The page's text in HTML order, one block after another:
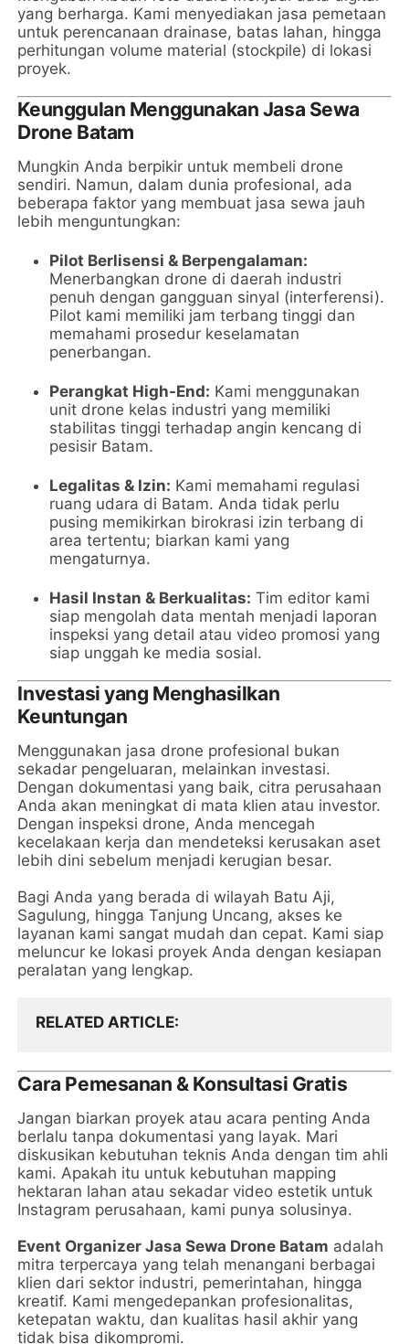
yang berharga. Kami menyediakan jasa pemetaan
untuk perencanaan drainase, batas lahan, hingga
perhitungan volume material (stockpile) di lokasi
proyek.
Keunggulan Menggunakan Jasa Sewa
Drone Batam
Mungkin Anda berpikir untuk membeli drone
sendiri. Namun, dalam dunia profesional, ada
beberapa faktor yang membuat jasa sewa jauh
lebih menguntungkan:
Pilot Berlisensi & Berpengalaman:
Menerbangkan drone di daerah industri
penuh dengan gangguan sinyal (interferensi).
Pilot kami memiliki jam terbang tinggi dan
memahami prosedur keselamatan
penerbangan.
Perangkat High-End: Kami menggunakan
unit drone kelas industri yang memiliki
stabilitas tinggi terhadap angin kencang di
pesisir Batam.
Legalitas & Izin: Kami memahami regulasi
ruang udara di Batam. Anda tidak perlu
pusing memikirkan birokrasi izin terbang di
area tertentu; biarkan kami yang
mengaturnya.
Hasil Instan & Berkualitas: Tim editor kami
siap mengolah data mentah menjadi laporan
inspeksi yang detail atau video promosi yang
siap unggah ke media sosial.
Investasi yang Menghasilkan
Keuntungan
Menggunakan jasa drone profesional bukan
sekadar pengeluaran, melainkan investasi.
Dengan dokumentasi yang baik, citra perusahaan
Anda akan meningkat di mata klien atau investor.
Dengan inspeksi drone, Anda mencegah
kecelakaan kerja dan mendeteksi kerusakan aset
lebih dini sebelum menjadi kerugian besar.
Bagi Anda yang berada di wilayah Batu Aji,
Sagulung, hingga Tanjung Uncang, akses ke
layanan kami sangat mudah dan cepat. Kami siap
meluncur ke lokasi proyek Anda dengan kesiapan
peralatan yang lengkap.
RELATED ARTICLE
Cara Pemesanan & Konsultasi Gratis
Jangan biarkan proyek atau acara penting Anda
berlalu tanpa dokumentasi yang layak. Mari
diskusikan kebutuhan teknis Anda dengan tim ahli
kami. Apakah itu untuk kebutuhan mapping
hektaran lahan atau sekadar video estetik untuk
Instagram perusahaan, kami punya solusinya.
Event Organizer Jasa Sewa Drone Batam adalah
mitra terpercaya yang telah menangani berbagai
klien dari sektor industri, pemerintahan, hingga
kreatif. Kami mengedepankan profesionalitas,
ketepatan waktu, dan kualitas hasil akhir yang
tidak bisa dikompromi.